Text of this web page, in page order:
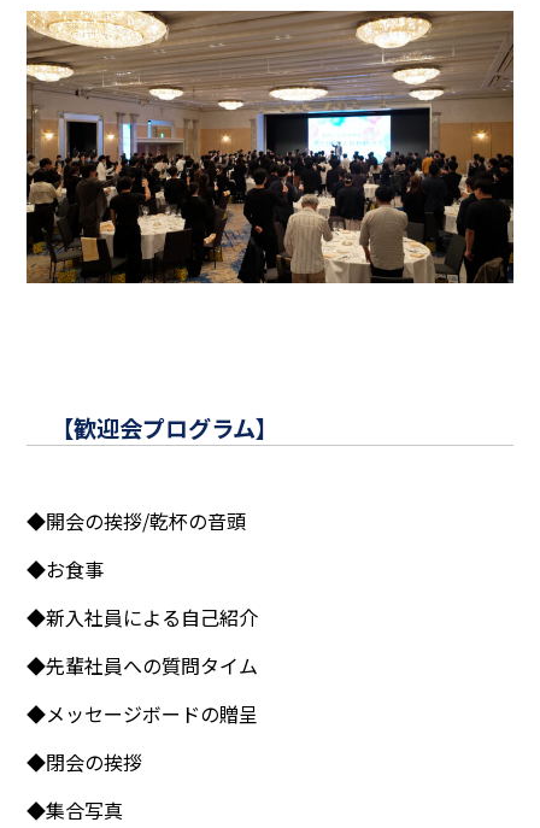
【歓迎会プログラム】
◆開会の挨拶/乾杯の音頭
◆お食事
◆新入社員による自己紹介
◆先輩社員への質問タイム
◆メッセージボードの贈呈
◆閉会の挨拶
◆集合写真